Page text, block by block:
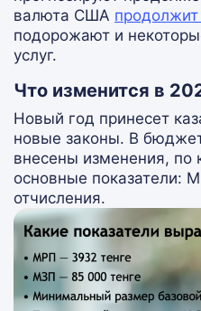
валюта США продолжит
подорожают и
услуг.
Что изменится в
Новый год принесет
новые законы. В
внесены изменения, по
основные показатели:
отчисления.